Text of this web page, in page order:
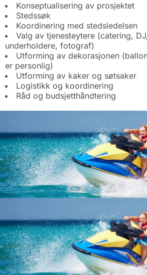
Konseptualisering av prosjektet
Stedssøk
Koordinering med stedsledelsen
Valg av tjenesteytere (catering,
underholdere, fotograf)
Utforming av dekorasjonen
er personlig)
Utforming av kaker og søtsaker
Logistikk og koordinering
Råd og budsjetthåndtering